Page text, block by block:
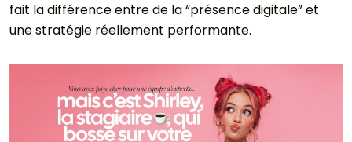
fait la différence entre de la “présence digitale” et
une stratégie réellement performante.